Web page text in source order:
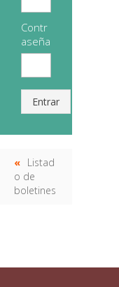
Contr
aseña
Entrar
Listad
o de
boletines